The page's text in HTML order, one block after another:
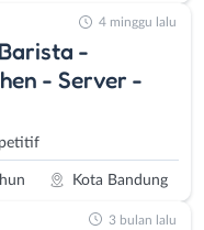
-
- Server -
Kota Bandung
4 minggu lalu
3 bulan lalu